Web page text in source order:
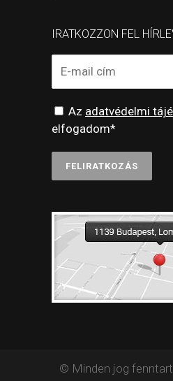
IRATKOZZON FEL
Az adatvédelmi
elfogadom*
© Minden jog